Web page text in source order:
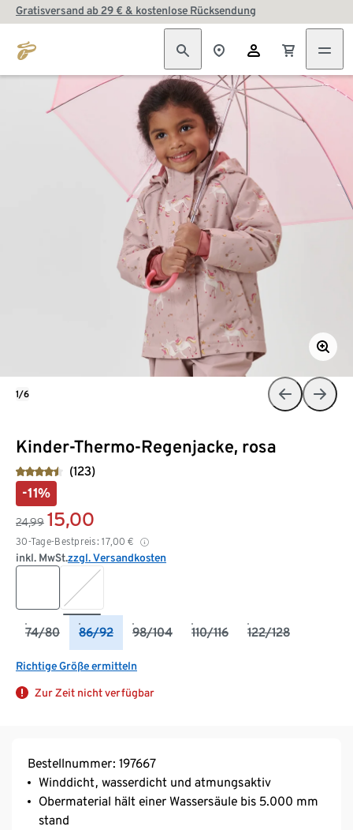
Gratisversand ab 29 € & kostenlose Rücksendung
Kinder-Thermo-Regenjacke, rosa
(123)
-11%
24,99 15,00
30-Tage-Bestpreis: 17,00 €
inkl. MwSt.zzgl. Versandkosten
74/80 86/92 98/104 110/116 122/128
Richtige Größe ermitteln
Zur Zeit nicht verfügbar
1/6
Bestellnummer: 197667
Winddicht, wasserdicht und atmungsaktiv
Obermaterial hält einer Wassersäule bis 5.000 mm
stand